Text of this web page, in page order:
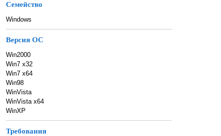
Семейство
Windows
Версия ОС
Win2000
Win7 x32
Win7 x64
Win98
WinVista
WinVista x64
WinXP
Требования